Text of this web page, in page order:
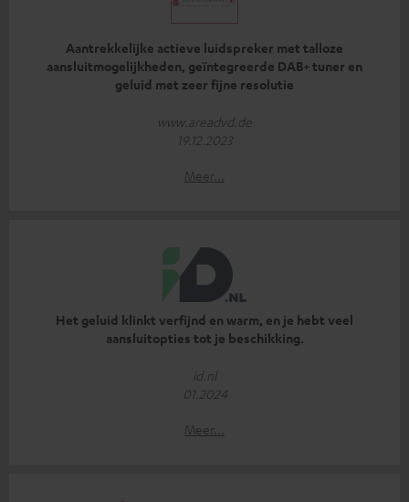
Aantrekkelijke actieve luidspreker met talloze
aansluitmogelijkheden, geïntegreerde DAB+ tuner en
geluid met zeer fijne resolutie
www.areadvd.de
19.12.2023
Meer...
Het geluid klinkt verfijnd en warm, en je hebt veel
aansluitopties tot je beschikking.
id.nl
01.2024
Meer...